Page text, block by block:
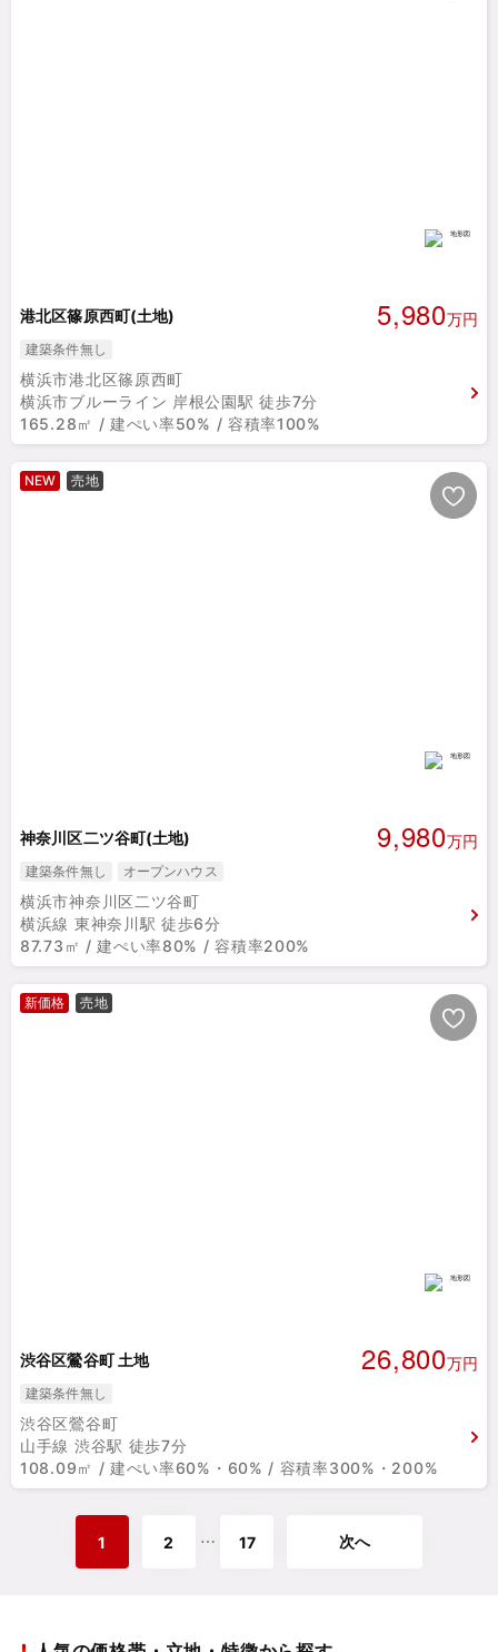
港北区篠原西町(土地) 5,980万円
建築条件無し
横浜市港北区篠原西町
横浜市ブルーライン 岸根公園駅 徒歩7分
165.28㎡ / 建ぺい率50% / 容積率100%
NEW 売地
神奈川区二ツ谷町(土地) 9,980万円
建築条件無し オープンハウス
横浜市神奈川区二ツ谷町
横浜線 東神奈川駅 徒歩6分
87.73㎡ / 建ぺい率80% / 容積率200%
新価格 売地
渋谷区鶯谷町 土地 26,800万円
建築条件無し
渋谷区鶯谷町
山手線 渋谷駅 徒歩7分
108.09㎡ / 建ぺい率60%・60% / 容積率300%・200%
1 2 ⋯ 17 次へ